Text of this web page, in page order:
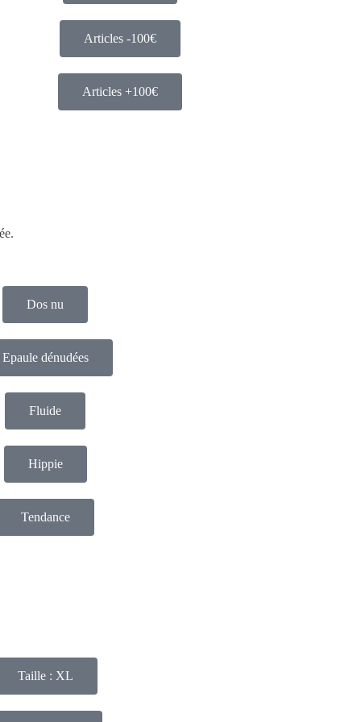
Articles -100€
Articles +100€
Dos nu
Epaule dénudées
Fluide
Hippie
Tendance
Taille : XL